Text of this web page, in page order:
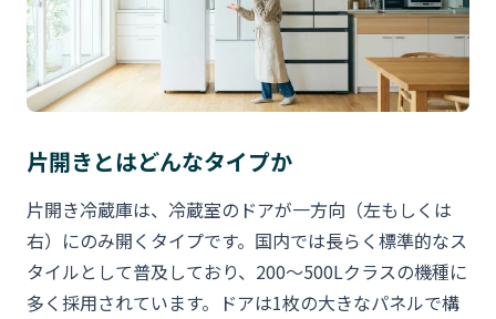
片開きとはどんなタイプか
片開き冷蔵庫は、冷蔵室のドアが一方向（左もしくは
右）にのみ開くタイプです。国内では長らく標準的なス
タイルとして普及しており、200〜500Lクラスの機種に
多く採用されています。ドアは1枚の大きなパネルで構